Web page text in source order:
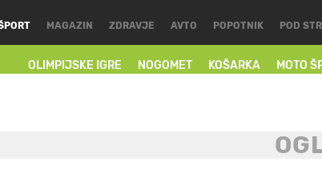
OLIMPIJSKE IGRE NOGOMET KOŠARKA MOTO
MAGAZIN ZDRAVJE AVTO POPOTNIK POD